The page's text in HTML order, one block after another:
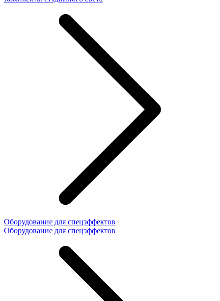
Оборудование для спецэффектов
Оборудование для спецэффектов